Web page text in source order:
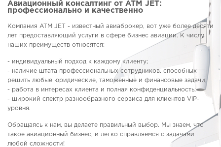
Авиационный консалтинг от ATM JET:
профессионально и качественно
Компания ATM JET - известный авиаброкер, вот уже более десяти
лет предоставляющий услуги в сфере бизнес авиации. К числу
наших преимуществ относятся:
- индивидуальный подход к каждому клиенту;
- наличие штата профессиональных сотрудников, способных
решить любые юридические, таможенные и финансовые задачи;
- работа в интересах клиента и полная конфиденциальность;
- широкий спектр разнообразного сервиса для клиентов VIP-
уровня.
Обращаясь к нам, вы делаете правильный выбор. Мы знаем, что
такое авиационный бизнес, и легко справляемся с задачами
любой сложности!